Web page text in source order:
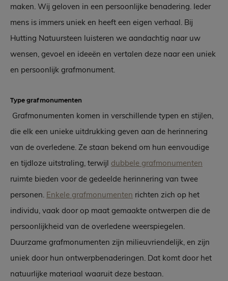
maken. Wij geloven in een persoonlijke benadering. Ieder
mens is immers uniek en heeft een eigen verhaal. Bij
Hutting Natuursteen luisteren we aandachtig naar uw
wensen, gevoel en ideeën en vertalen deze naar een uniek
en persoonlijk grafmonument.
Type grafmonumenten
Grafmonumenten komen in verschillende typen en stijlen,
die elk een unieke uitdrukking geven aan de herinnering
van de overledene. Ze staan bekend om hun eenvoudige
en tijdloze uitstraling, terwijl dubbele grafmonumenten
ruimte bieden voor de gedeelde herinnering van twee
personen. Enkele grafmonumenten richten zich op het
individu, vaak door op maat gemaakte ontwerpen die de
persoonlijkheid van de overledene weerspiegelen.
Duurzame grafmonumenten zijn milieuvriendelijk, en zijn
uniek door hun ontwerpbenaderingen. Dat komt door het
natuurlijke materiaal waaruit deze bestaan.